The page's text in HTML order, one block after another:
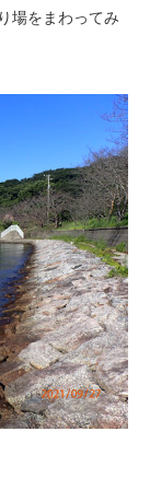
場をまわってみ